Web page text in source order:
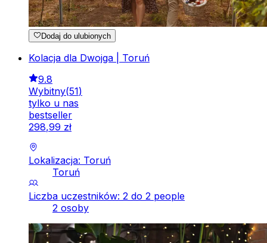
Dodaj do ulubionych
Kolacja dla Dwojga | Toruń
9.8
Wybitny(51)
tylko u nas
bestseller
298,99 zł
Lokalizacja: Toruń
Toruń
Liczba uczestników: 2 do 2 people
2 osoby